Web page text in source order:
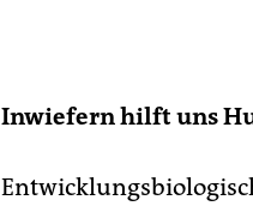
Inwiefern hilft uns